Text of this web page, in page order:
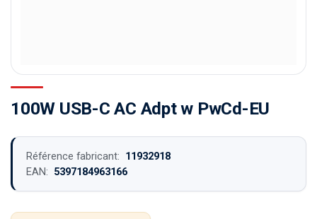
100W USB-C AC Adpt w PwCd-EU
Référence fabricant: 11932918
EAN: 5397184963166